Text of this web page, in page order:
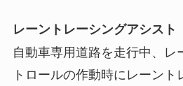
レーントレーシングアシスト
自動車専用道路を走行中、レ
トロールの作動時にレーント